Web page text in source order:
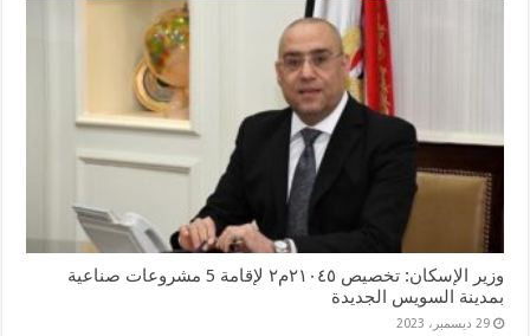
وزير الإسكان: تخصيص ٢١٠٤٥م٢ لإقامة 5 مشروعات صناعية
بمدينة السويس الجديدة
29 ديسمبر، 2023